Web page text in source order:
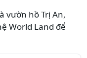
vườn hồ Trị An,
World Land để